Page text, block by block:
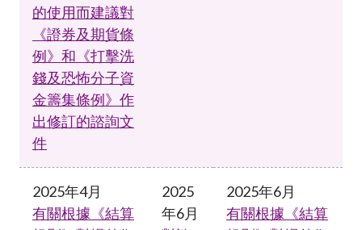
的使用而建議對
《證券及期貨條
例》和《打擊洗
錢及恐怖分子資
金籌集條例》作
出修訂的諮詢文
件
2025年4月
有關根據《結算
2025
年6月
2025年6月
有關根據《結算